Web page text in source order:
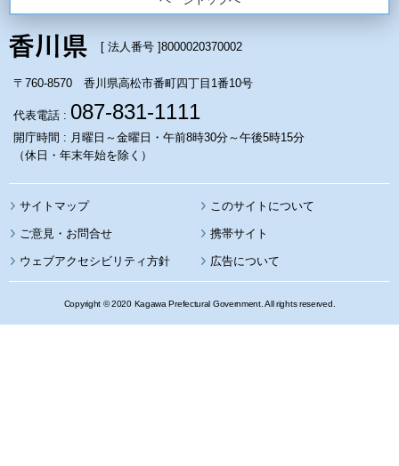
[ 法人番号 ]8000020370002
〒760-8570 香川県高松市番町四丁目1番10号
代表電話 : 087-831-1111
開庁時間 : 月曜日～金曜日・午前8時30分～午後5時15分
（休日・年末年始を除く）
サイトマップ このサイトについて
携帯サイト
ウェブアクセシビリティ方針 広告について
Copyright © 2020 Kagawa Prefectural Government. All rights reserved.